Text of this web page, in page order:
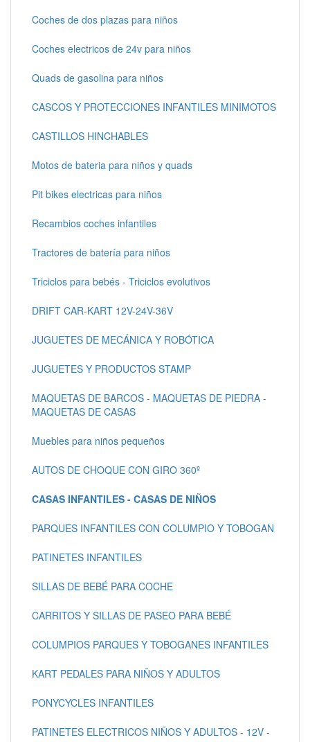
Coches de dos plazas para niños
Coches electricos de 24v para niños
Quads de gasolina para niños
CASCOS Y PROTECCIONES INFANTILES MINIMOTOS
CASTILLOS HINCHABLES
Motos de bateria para niños y quads
Pit bikes electricas para niños
Recambios coches infantiles
Tractores de batería para niños
Triciclos para bebés - Triciclos evolutivos
DRIFT CAR-KART 12V-24V-36V
JUGUETES DE MECÁNICA Y ROBÓTICA
JUGUETES Y PRODUCTOS STAMP
MAQUETAS DE BARCOS - MAQUETAS DE PIEDRA -
MAQUETAS DE CASAS
Muebles para niños pequeños
AUTOS DE CHOQUE CON GIRO 360º
CASAS INFANTILES - CASAS DE NIÑOS
PARQUES INFANTILES CON COLUMPIO Y TOBOGAN
PATINETES INFANTILES
SILLAS DE BEBÉ PARA COCHE
CARRITOS Y SILLAS DE PASEO PARA BEBÉ
COLUMPIOS PARQUES Y TOBOGANES INFANTILES
KART PEDALES PARA NIÑOS Y ADULTOS
PONYCYCLES INFANTILES
PATINETES ELECTRICOS NIÑOS Y ADULTOS - 12V -